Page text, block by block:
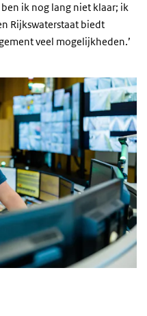
ik nog lang niet klaar; ik
Rijkswaterstaat biedt
veel mogelijkheden.’